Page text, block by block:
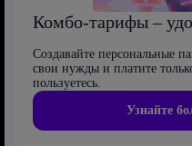
Комбо-тарифы –
Создавайте персональные
свои нужды и платите
пользуетесь.
Узнайте